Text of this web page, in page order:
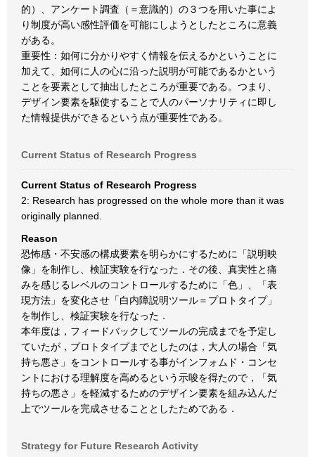
的）、アンケート調査（＝意識的）の３つを用いた事によ
り制度が高い感性評価を可能にしようとしたところに意義
がある。
重要性：如何に分かりやすく情報を伝えるかということに
加えて、如何に人の心に沿った説明が可能であるかという
ことを要素として抽出したところが重要である。つまり、
デザイン要素を駆使することで人のパーソナリティに即し
た情報提供ができるという点が重要性である。
Current Status of Research Progress
Current Status of Research Progress
2: Research has progressed on the whole more than it was
originally planned.
Reason
恐怖感・不安感の構成要素を明らかにするために「説明映
像」を制作し、検証実験を行なった．その後、真実性と痛
みを感じるレベルのコントロールするために「色」、「表
現方法」を変化させ「白内障説明ツール＝プロトタイプ」
を制作し、検証実験を行なった．
本年度は，フィードバックしてツールの完成までを予定し
ていたが，プロトタイプまでとしたのは，大人の場合「気
持ち悪さ」をコントロールする事がインフォムド・コンセ
ントにおける理解度を高めるという示唆を得たので，「気
持ちの悪さ」を軽減するためのデザイン要素を組み込んだ
上でツールを完成させることとしたためである．
Strategy for Future Research Activity